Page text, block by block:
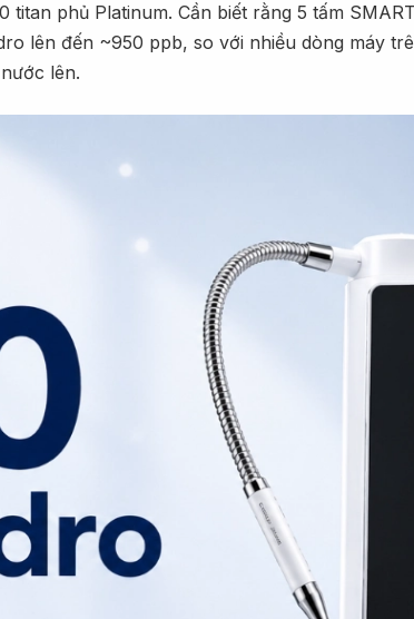
phủ Platinum. Cần biết rằng 5 tấm
lên đến ~950 ppb, so với nhiều dòng máy
lên.